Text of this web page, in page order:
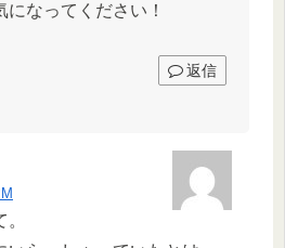
なってください！
返信